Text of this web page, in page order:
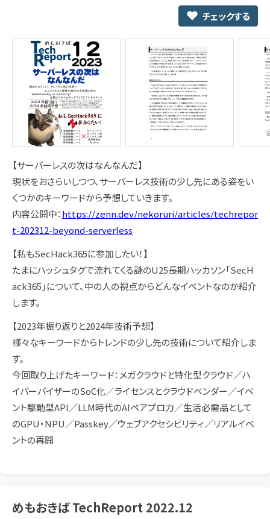
チェックする
【サーバーレスの次はなんなんだ】
現状をおさらいしつつ、サーバーレス技術の少し先にある姿をい
くつかのキーワードから予想していきます。
内容公開中： https://zenn.dev/nekoruri/articles/techrepor
t-202312-beyond-serverless
【私もSecHack365に参加したい！】
たまにハッシュタグで流れてくる謎のU25長期ハッカソン「SecH
ack365」について、中の人の視点からどんなイベントなのか紹介
します。
【2023年振り返りと2024年技術予想】
様々なキーワードからトレンドの少し先の技術について紹介しま
す。
今回取り上げたキーワード：メガクラウドと特化型クラウド／ハ
イパーバイザーのSoC化／ライセンスとクラウドベンダー／イベ
ント駆動型API／LLM時代のAIペアプロ力／生活必需品として
のGPU・NPU／Passkey／ウェブアクセシビリティ／リアルイベ
ントの再開
めもおきば TechReport 2022.12